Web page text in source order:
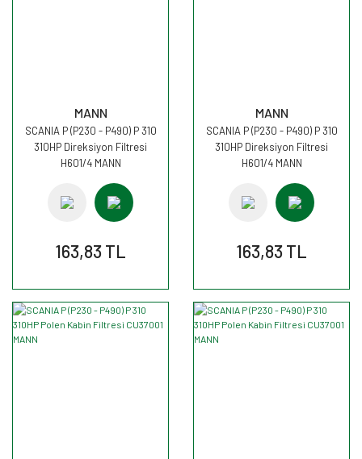
MANN
SCANIA P (P230 - P490) P 310
310HP Direksiyon Filtresi
H601/4 MANN
163,83 TL
MANN
SCANIA P (P230 - P490) P 310
310HP Direksiyon Filtresi
H601/4 MANN
163,83 TL